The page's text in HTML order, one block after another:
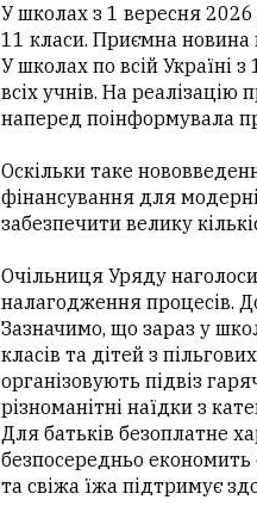
У школах з 1 вересня
11 класи. Приємна новина
У школах по всій Україні
всіх учнів. На
наперед поінформувала
Оскільки таке
фінансування для
забезпечити велику
Очільниця Уряду
налагодження процесів.
Зазначимо, що зараз у
класів та дітей з
організовують підвіз
різноманітні наїдки з
Для батьків безоплатне
безпосередньо
та свіжа їжа підтримує